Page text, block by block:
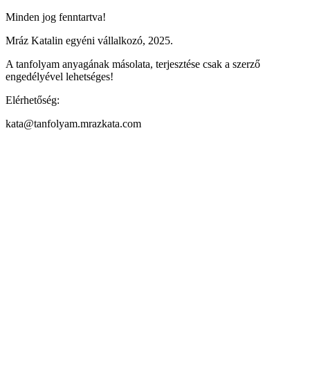
Minden jog fenntartva!
Mráz Katalin egyéni vállalkozó, 2025.
A tanfolyam anyagának másolata, terjesztése csak a szerző
engedélyével lehetséges!
Elérhetőség:
kata@tanfolyam.mrazkata.com